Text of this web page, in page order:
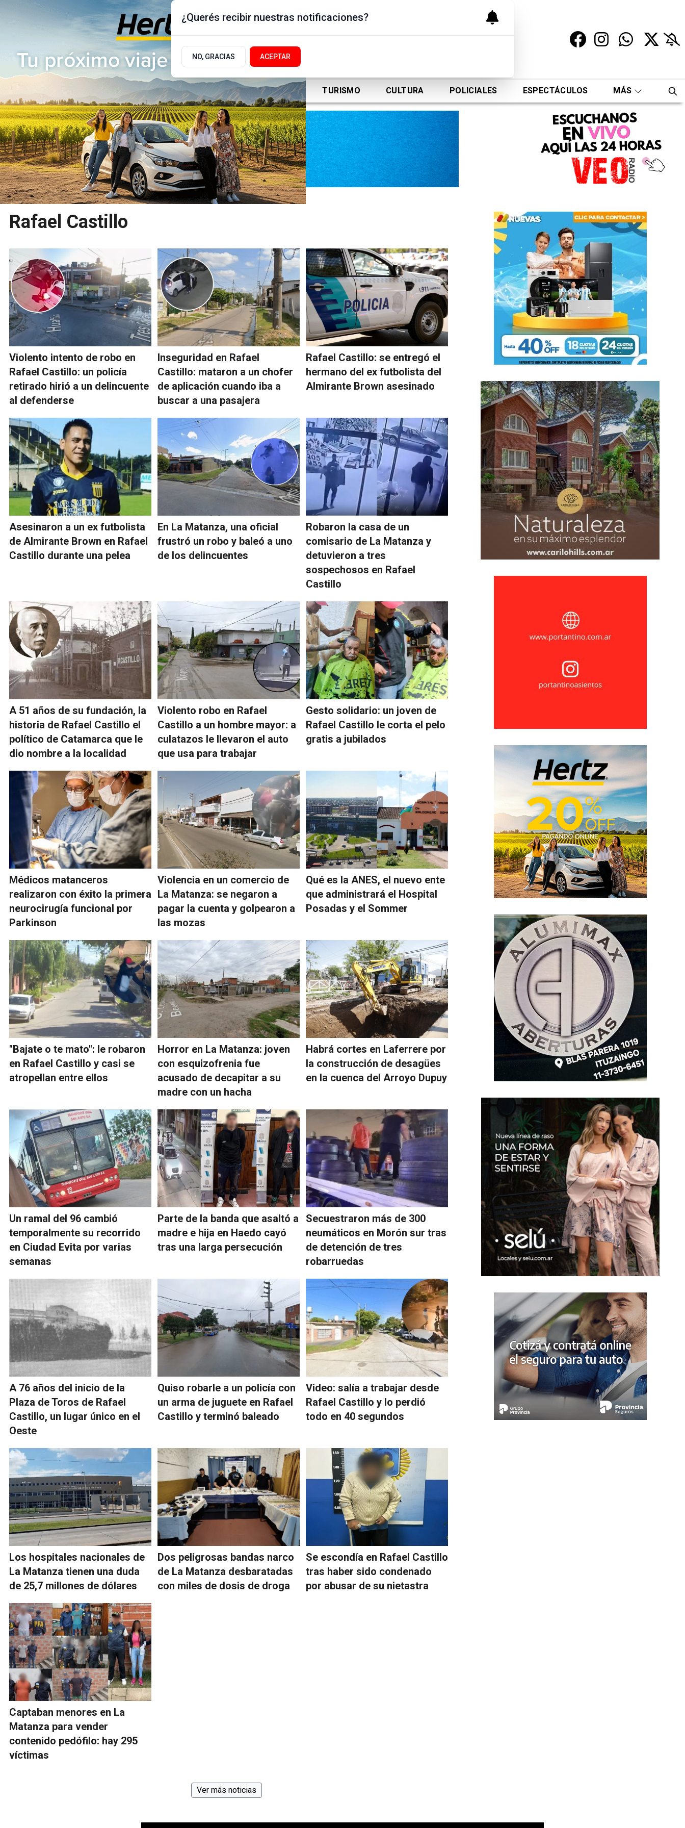
Jueves 6 de Agosto
de 2026
17.9ºc | Buenos Aires, AR
ACTUALIDAD POLÍTICA DEPORTES TURISMO CULTURA POLICIALES ESPECTÁCULOS MÁS
Rafael Castillo
Violento intento de robo en
Rafael Castillo: un policía
retirado hirió a un delincuente
al defenderse
Inseguridad en Rafael
Castillo: mataron a un chofer
de aplicación cuando iba a
buscar a una pasajera
Rafael Castillo: se entregó el
hermano del ex futbolista del
Almirante Brown asesinado
Asesinaron a un ex futbolista
de Almirante Brown en Rafael
Castillo durante una pelea
En La Matanza, una oficial
frustró un robo y baleó a uno
de los delincuentes
Robaron la casa de un
comisario de La Matanza y
detuvieron a tres
sospechosos en Rafael
Castillo
A 51 años de su fundación, la
historia de Rafael Castillo el
político de Catamarca que le
dio nombre a la localidad
Violento robo en Rafael
Castillo a un hombre mayor: a
culatazos le llevaron el auto
que usa para trabajar
Gesto solidario: un joven de
Rafael Castillo le corta el pelo
gratis a jubilados
Médicos matanceros
realizaron con éxito la primera
neurocirugía funcional por
Parkinson
Violencia en un comercio de
La Matanza: se negaron a
pagar la cuenta y golpearon a
las mozas
Qué es la ANES, el nuevo ente
que administrará el Hospital
Posadas y el Sommer
"Bajate o te mato": le robaron
en Rafael Castillo y casi se
atropellan entre ellos
Horror en La Matanza: joven
con esquizofrenia fue
acusado de decapitar a su
madre con un hacha
Habrá cortes en Laferrere por
la construcción de desagües
en la cuenca del Arroyo Dupuy
Un ramal del 96 cambió
temporalmente su recorrido
en Ciudad Evita por varias
semanas
Parte de la banda que asaltó a
madre e hija en Haedo cayó
tras una larga persecución
Secuestraron más de 300
neumáticos en Morón sur tras
de detención de tres
robarruedas
A 76 años del inicio de la
Plaza de Toros de Rafael
Castillo, un lugar único en el
Oeste
Quiso robarle a un policía con
un arma de juguete en Rafael
Castillo y terminó baleado
Video: salía a trabajar desde
Rafael Castillo y lo perdió
todo en 40 segundos
Los hospitales nacionales de
La Matanza tienen una duda
de 25,7 millones de dólares
Dos peligrosas bandas narco
de La Matanza desbaratadas
con miles de dosis de droga
Se escondía en Rafael Castillo
tras haber sido condenado
por abusar de su nietastra
Captaban menores en La
Matanza para vender
contenido pedófilo: hay 295
víctimas
Ver más noticias
¿Querés recibir nuestras notificaciones?
NO, GRACIAS ACEPTAR